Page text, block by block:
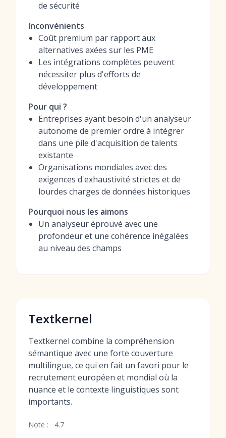
de sécurité
Inconvénients
Coût premium par rapport aux
alternatives axées sur les PME
Les intégrations complètes peuvent
nécessiter plus d'efforts de
développement
Pour qui ?
Entreprises ayant besoin d'un analyseur
autonome de premier ordre à intégrer
dans une pile d'acquisition de talents
existante
Organisations mondiales avec des
exigences d'exhaustivité strictes et de
lourdes charges de données historiques
Pourquoi nous les aimons
Un analyseur éprouvé avec une
profondeur et une cohérence inégalées
au niveau des champs
Textkernel
Textkernel combine la compréhension
sémantique avec une forte couverture
multilingue, ce qui en fait un favori pour le
recrutement européen et mondial où la
nuance et le contexte linguistiques sont
importants.
Note : 4.7